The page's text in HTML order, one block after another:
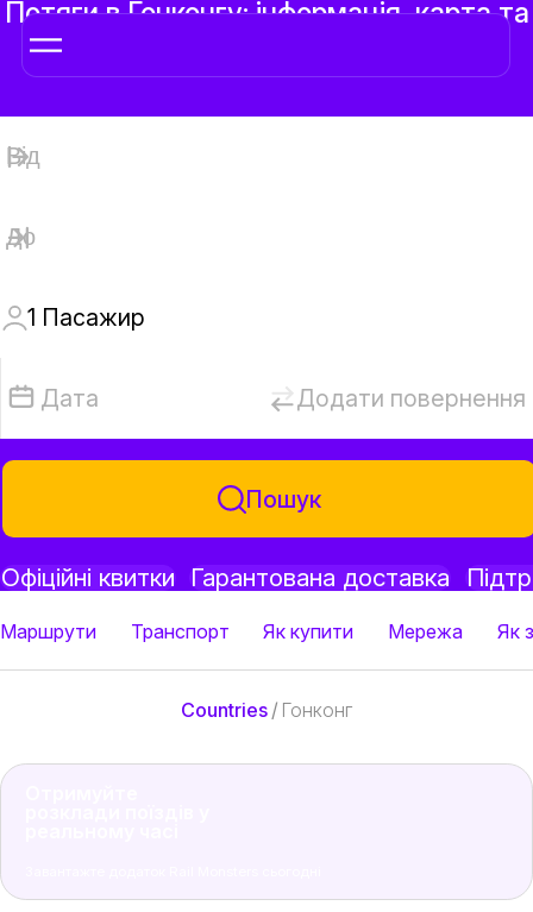
Потяги в Гонконгу: інформація, карта та
1 Пaсажир
Дата Додати повернення
Пошук
Офіційні квитки Гарантована доставка
Маршрути Транспорт Як купити Мережа Як
Countries/ Гонконг